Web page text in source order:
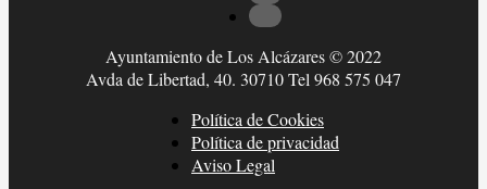
Ayuntamiento de Los Alcázares © 2022
Avda de Libertad, 40. 30710 Tel 968 575 047
Política de Cookies
Política de privacidad
Aviso Legal